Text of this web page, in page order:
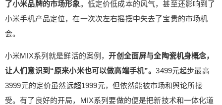
了小米品牌的市场形象。低定价低成本的风气，甚至还影响到了
小米手机产品定位，在一次次左右摇摆中失去了宝贵的市场机
会。
小米MIX系列就是鲜活的案例，开创全面屏与全陶瓷机身概念，
让人们意识到“原来小米也可以做高端手机”。3499元起步最高
3999元的定价虽然远超1999元，但依然能被市场和舆论所接
受。有了良好的开局，MIX系列要做的便是把新技术和一体化道
再之后的小米9和小米9 Pro产品，也没能体现出较
为鲜明的市场定位。 小米手机到底该是怎样的定
后，小米在2016年定下的战略却是“开心就好”，这
跟2015年不及原定目标的7000万台销量离不开关
增。经过后续几年的调整，小米恢复了增长趋势，
但仍然要面对不依不饶的“友商”。 根据调研机构Ca